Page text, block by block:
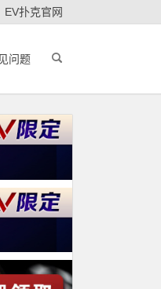
EV扑克官网
问题